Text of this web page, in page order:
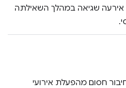
שגיאה במהלך השאילתה
חסום מהפעלת אירועי